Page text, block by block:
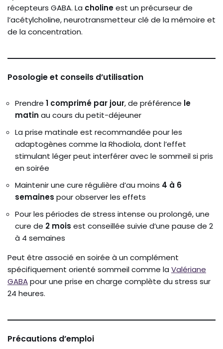
récepteurs GABA. La cholineest un précurseur de
l’acétylcholine, neurotransmetteur clé de la mémoire et
de la concentration.
Posologie et conseils d’utilisation
Prendre 1 comprimé par jour, de préférence le
matin au cours du petit-déjeuner
La prise matinale est recommandée pour les
adaptogènes comme la Rhodiola, dont l’effet
stimulant léger peut interférer avec le sommeil si pris
en soirée
Maintenir une cure régulière d’au moins 4 à 6
semaines pour observer les effets
Pour les périodes de stress intense ou prolongé, une
cure de 2 mois est conseillée suivie d’une pause de 2
à 4 semaines
Peut être associé en soirée à un complément
spécifiquement orienté sommeil comme la Valériane
GABApour une prise en charge complète du stress sur
24 heures.
Précautions d’emploi